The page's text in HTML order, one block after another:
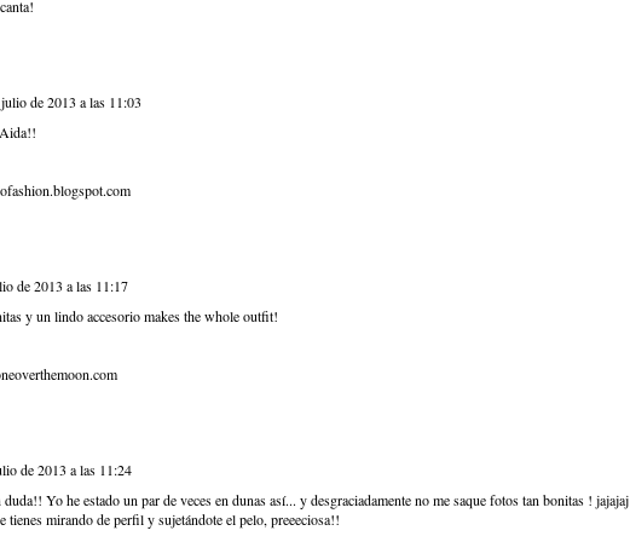
de 2013 a las 11:03
de 2013 a las 11:17
y un lindo accesorio makes the whole outfit!
de 2013 a las 11:24
Yo he estado un par de veces en dunas así... y desgraciadamente no me saque fotos tan bonitas ! jajajaj
tienes mirando de perfil y sujetándote el pelo, preeeciosa!!